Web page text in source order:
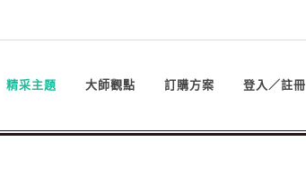
精采主題 大師觀點 訂購方案 登入／註冊